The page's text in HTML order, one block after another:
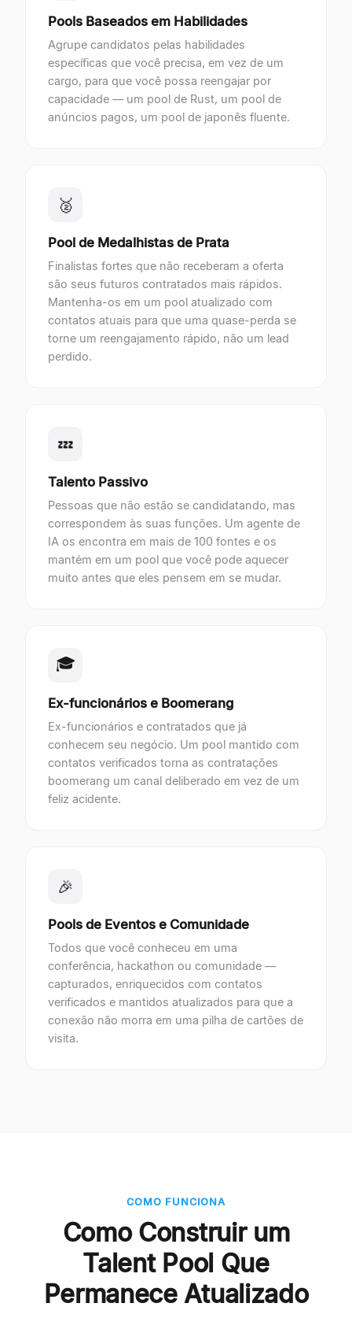
Pools Baseados em Habilidades
Agrupe candidatos pelas habilidades
específicas que você precisa, em vez de um
cargo, para que você possa reengajar por
capacidade — um pool de Rust, um pool de
anúncios pagos, um pool de japonês fluente.
🥈
Pool de Medalhistas de Prata
Finalistas fortes que não receberam a oferta
são seus futuros contratados mais rápidos.
Mantenha-os em um pool atualizado com
contatos atuais para que uma quase-perda se
torne um reengajamento rápido, não um lead
perdido.
💤
Talento Passivo
Pessoas que não estão se candidatando, mas
correspondem às suas funções. Um agente de
IA os encontra em mais de 100 fontes e os
mantém em um pool que você pode aquecer
muito antes que eles pensem em se mudar.
🎓
Ex-funcionários e Boomerang
Ex-funcionários e contratados que já
conhecem seu negócio. Um pool mantido com
contatos verificados torna as contratações
boomerang um canal deliberado em vez de um
feliz acidente.
🎉
Pools de Eventos e Comunidade
Todos que você conheceu em uma
conferência, hackathon ou comunidade —
capturados, enriquecidos com contatos
verificados e mantidos atualizados para que a
conexão não morra em uma pilha de cartões de
visita.
COMO FUNCIONA
Como Construir um
Talent Pool Que
Permanece Atualizado